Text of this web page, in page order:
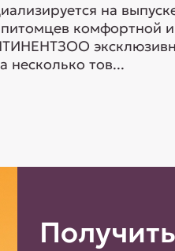
на
комфортной и
несколько тов...